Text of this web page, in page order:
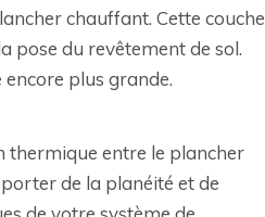
chauffant. Cette couche
pose du revêtement de sol.
plus grande.
thermique entre le plancher
de la planéité et de